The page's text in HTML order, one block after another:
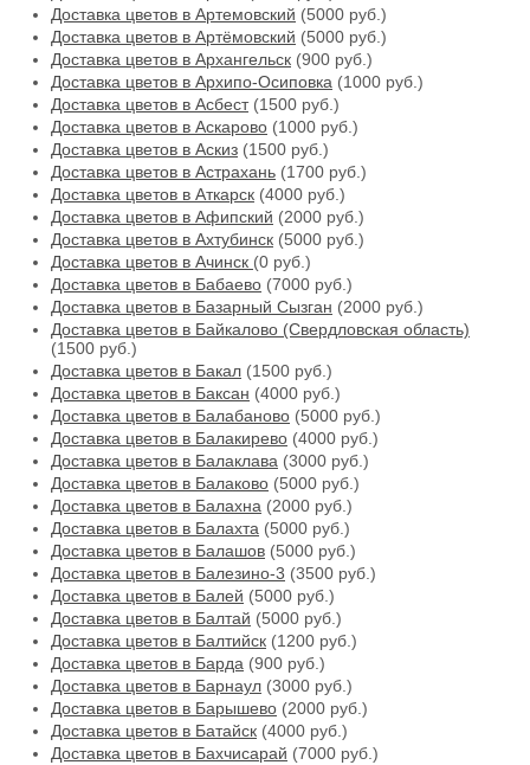
Доставка цветов в Артемовский (5000 руб.)
Доставка цветов в Артёмовский (5000 руб.)
Доставка цветов в Архангельск (900 руб.)
Доставка цветов в Архипо-Осиповка (1000 руб.)
Доставка цветов в Асбест(1500 руб.)
Доставка цветов в Аскарово (1000 руб.)
Доставка цветов в Аскиз (1500 руб.)
Доставка цветов в Астрахань (1700 руб.)
Доставка цветов в Аткарск (4000 руб.)
Доставка цветов в Афипский (2000 руб.)
Доставка цветов в Ахтубинск (5000 руб.)
Доставка цветов в Ачинск (0 руб.)
Доставка цветов в Бабаево (7000 руб.)
Доставка цветов в Базарный Сызган (2000 руб.)
Доставка цветов в Байкалово (Свердловская область)
(1500 руб.)
Доставка цветов в Бакал (1500 руб.)
Доставка цветов в Баксан (4000 руб.)
Доставка цветов в Балабаново (5000 руб.)
Доставка цветов в Балакирево (4000 руб.)
Доставка цветов в Балаклава (3000 руб.)
Доставка цветов в Балаково (5000 руб.)
Доставка цветов в Балахна (2000 руб.)
Доставка цветов в Балахта (5000 руб.)
Доставка цветов в Балашов (5000 руб.)
Доставка цветов в Балезино-3 (3500 руб.)
Доставка цветов в Балей (5000 руб.)
Доставка цветов в Балтай (5000 руб.)
Доставка цветов в Балтийск (1200 руб.)
Доставка цветов в Барда (900 руб.)
Доставка цветов в Барнаул (3000 руб.)
Доставка цветов в Барышево (2000 руб.)
Доставка цветов в Батайск (4000 руб.)
Доставка цветов в Бахчисарай (7000 руб.)